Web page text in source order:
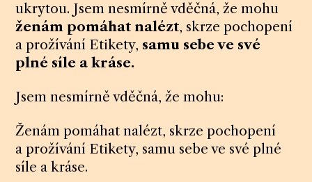
ukrytou. Jsem nesmírně vděčná, že mohu
ženám pomáhat nalézt, skrze pochopení
a prožívání Etikety, samu sebe ve své
plné síle a kráse.
Jsem nesmírně vděčná, že mohu:
Ženám pomáhat nalézt, skrze pochopení
a prožívání Etikety, samu sebe ve své plné
síle a kráse.